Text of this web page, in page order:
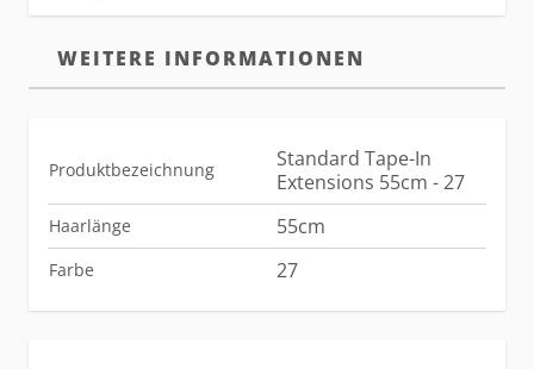
WEITERE INFORMATIONEN
Produktbezeichnung
Standard Tape-In
Extensions 55cm - 27
Haarlänge 55cm
Farbe 27